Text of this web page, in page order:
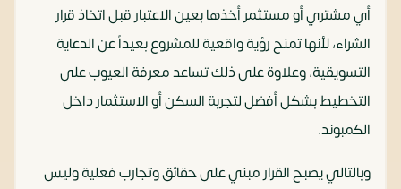
أي مشتري أو مستثمر أخذها بعين الاعتبار قبل اتخاذ قرار
الشراء، لأنها تمنح رؤية واقعية للمشروع بعيداً عن الدعاية
التسويقية، وعلاوة على ذلك تساعد معرفة العيوب على
التخطيط بشكل أفضل لتجربة السكن أو الاستثمار داخل
الكمبوند.
وبالتالي يصبح القرار مبني على حقائق وتجارب فعلية وليس